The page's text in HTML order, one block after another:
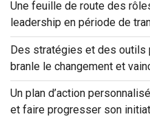
Une feuille de route des
leadership en période de
Des stratégies et des outils
branle le changement et
Un plan d’action
et faire progresser son